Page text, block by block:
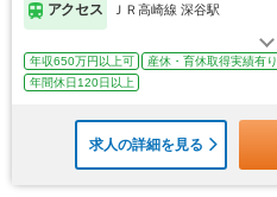
アクセス ＪＲ高崎線 深谷駅
年収650万円以上可 産休・育休取得実績有り
年間休日120日以上
求人の詳細を見る